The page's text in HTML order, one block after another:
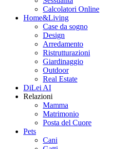
Calcolatori Online
Home&Living
Case da sogno
Design
Arredamento
Ristrutturazioni
Giardinaggio
Outdoor
Real Estate
DiLei AI
Relazioni
Mamma
Matrimonio
Posta del Cuore
Pets
Cani